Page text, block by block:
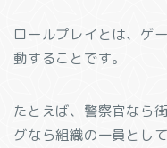
ロールプレイとは、ゲ
動することです。
たとえば、警察官なら
グなら組織の一員とし